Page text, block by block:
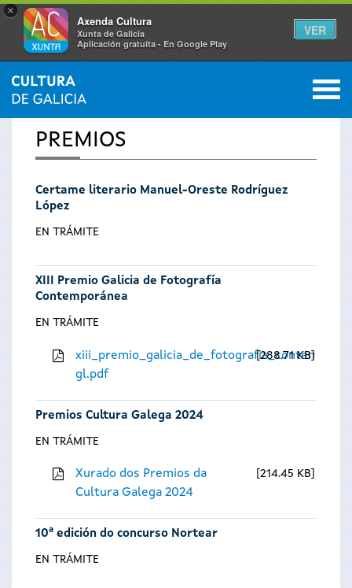
×
Axenda Cultura
Xunta de Galicia
Aplicación gratuíta - En Google Play
VER
Vostede
está
aquí
INICIO 0
PREMIOS
Certame literario Manuel-Oreste Rodríguez
López
EN TRÁMITE
XIII Premio Galicia de Fotografía
Contemporánea
EN TRÁMITE
gl.pdf
288.71 KB
Premios Cultura Galega 2024
EN TRÁMITE
Xurado dos Premios da
Cultura Galega 2024
214.45 KB
10ª edición do concurso Nortear
EN TRÁMITE